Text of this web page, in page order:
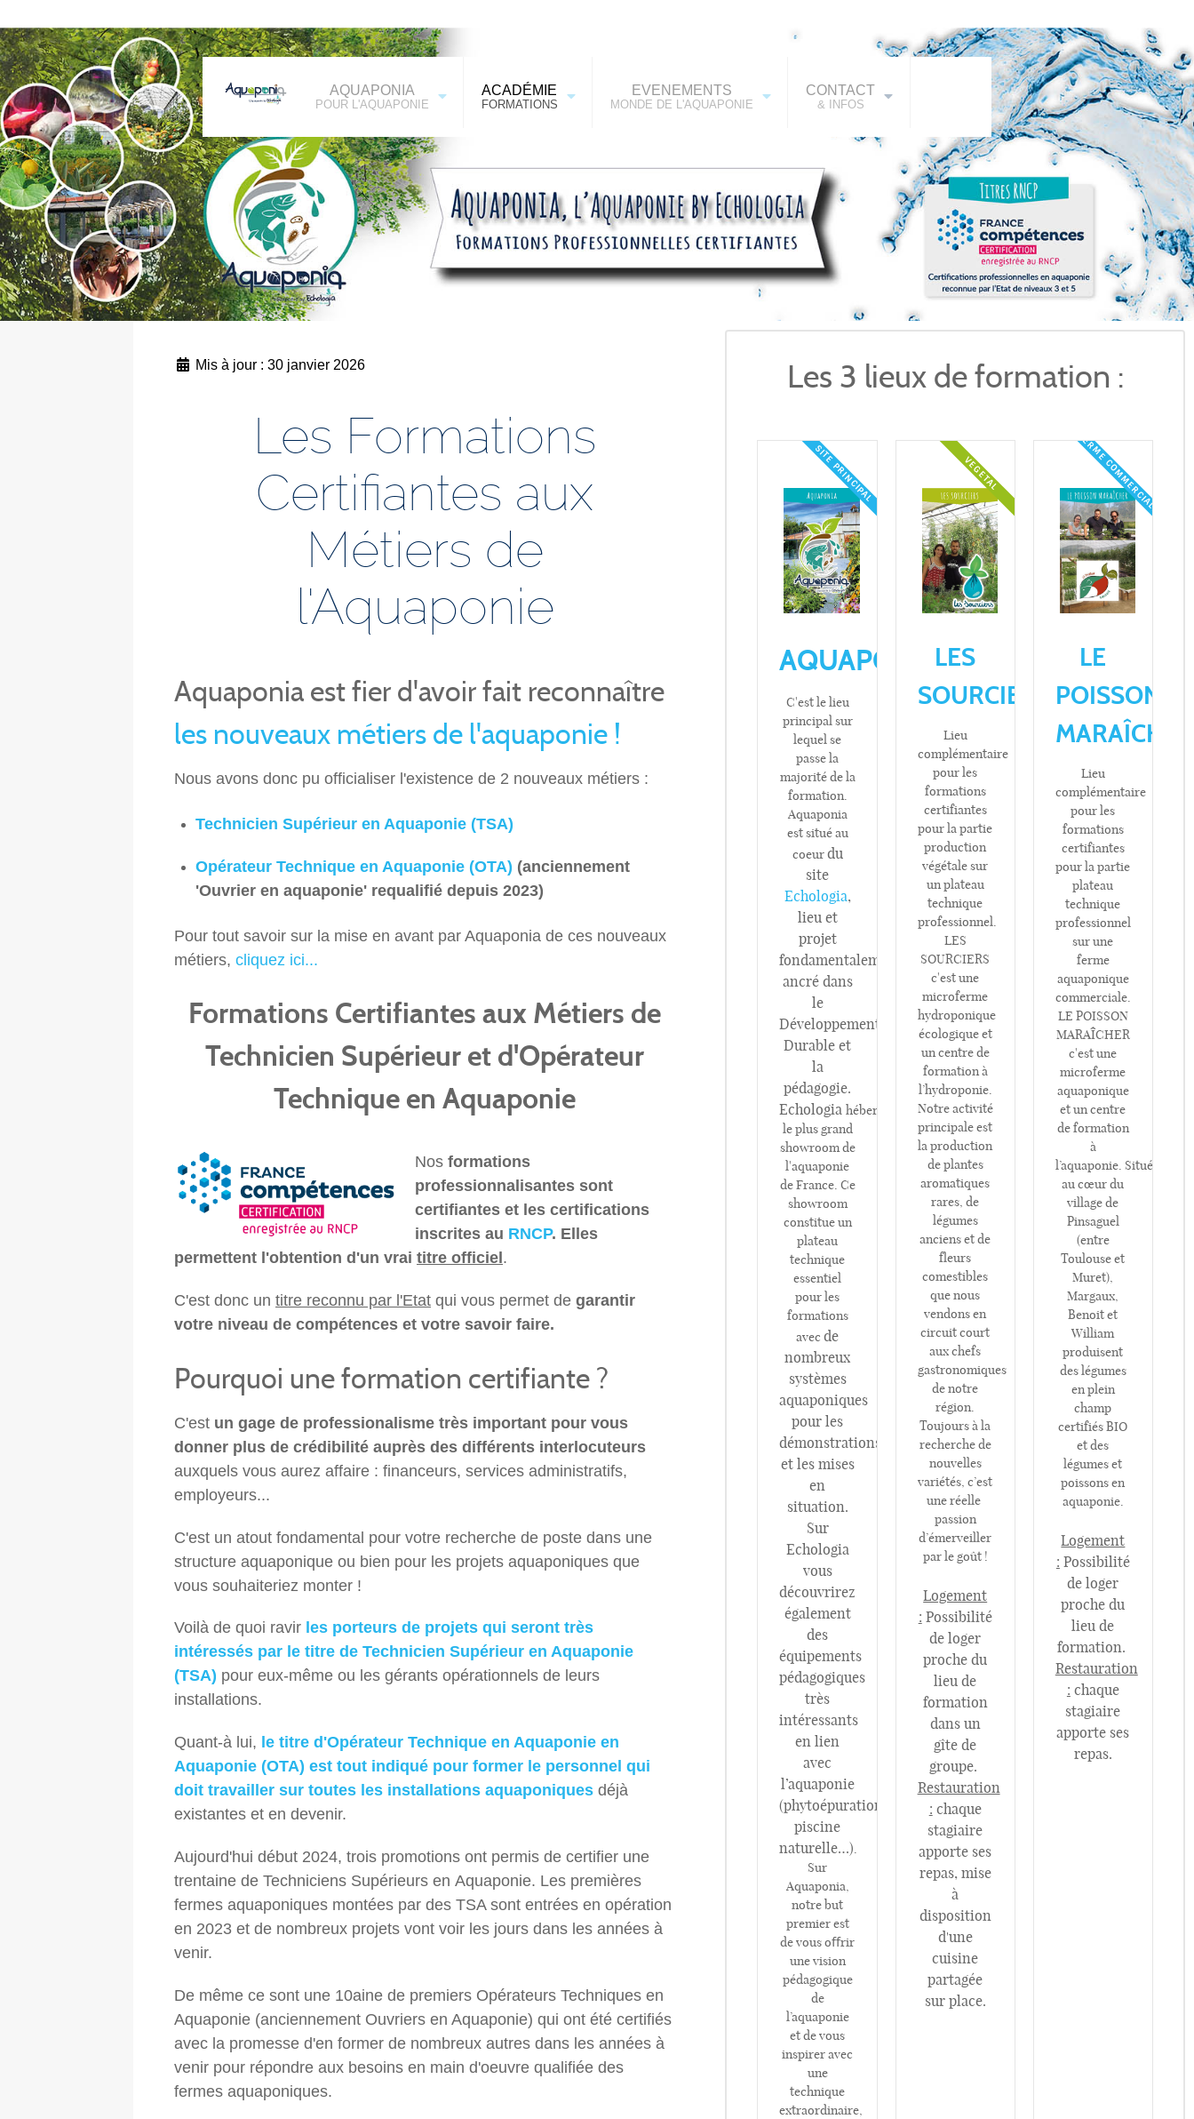
AQUAPONIA
POUR L'AQUAPONIE
ACADÉMIE
FORMATIONS
EVENEMENTS
MONDE DE L'AQUAPONIE
CONTACT
& INFOS
Mis à jour : 30 janvier 2026
Les Formations
Certifiantes aux
Métiers de
l'Aquaponie
Aquaponia est fier d'avoir fait reconnaître
les nouveaux métiers de l'aquaponie !
Nous avons donc pu officialiser l'existence de 2 nouveaux métiers :
Technicien Supérieur en Aquaponie (TSA)
Opérateur Technique en Aquaponie (OTA) (anciennement
'Ouvrier en aquaponie' requalifié depuis 2023)
Pour tout savoir sur la mise en avant par Aquaponia de ces nouveaux
métiers, cliquez ici...
Formations Certifiantes aux Métiers de
Technicien Supérieur et d'Opérateur
Technique en Aquaponie
Nos formations
professionnalisantes sont
certifiantes et les certifications
inscrites au RNCP. Elles
permettent l'obtention d'un vrai titre officiel.
C'est donc un titre reconnu par l'Etat qui vous permet de garantir
votre niveau de compétences et votre savoir faire.
Pourquoi une formation certifiante ?
C'est un gage de professionalisme très important pour vous
donner plus de crédibilité auprès des différents interlocuteurs
auxquels vous aurez affaire : financeurs, services administratifs,
employeurs...
C'est un atout fondamental pour votre recherche de poste dans une
structure aquaponique ou bien pour les projets aquaponiques que
vous souhaiteriez monter !
Voilà de quoi ravir les porteurs de projets qui seront très
intéressés par le titre de Technicien Supérieur en Aquaponie
(TSA) pour eux-même ou les gérants opérationnels de leurs
installations.
Quant-à lui, le titre d'Opérateur Technique en Aquaponie en
Aquaponie (OTA) est tout indiqué pour former le personnel qui
doit travailler sur toutes les installations aquaponiques déjà
existantes et en devenir.
Aujourd'hui début 2024, trois promotions ont permis de certifier une
trentaine de Techniciens Supérieurs en Aquaponie. Les premières
fermes aquaponiques montées par des TSA sont entrées en opération
en 2023 et de nombreux projets vont voir les jours dans les années à
venir.
De même ce sont une 10aine de premiers Opérateurs Techniques en
Aquaponie (anciennement Ouvriers en Aquaponie) qui ont été certifiés
avec la promesse d'en former de nombreux autres dans les années à
venir pour répondre aux besoins en main d'oeuvre qualifiée des
fermes aquaponiques.
Les 3 lieux de formation :
SITE PRINCIPAL
AQUAPONIA
C'est le lieu
principal sur
lequel se
passe la
majorité de la
formation.
Aquaponia
est situé au
coeurdu
site
Echologia,
lieu et
projet
fondamentalement
ancré dans
le
Développement
Durable et
la
pédagogie.
Echologiahéberge
le plus grand
showroom de
l'aquaponie
de France. Ce
showroom
constitue un
plateau
technique
essentiel
pour les
formations
avec de
nombreux
systèmes
aquaponiques
pour les
démonstrations
et les mises
en
situation.
Sur
Echologia
vous
découvrirez
également
des
équipements
pédagogiques
très
intéressants
en lien
avec
l’aquaponie
(phytoépuration,
piscine
naturelle…).
Sur
Aquaponia,
notre but
premier est
de vous oﬀrir
une vision
pédagogique
de
l’aquaponie
et de vous
inspirer avec
une
technique
extraordinaire,
VEGETAL
LES
SOURCIERS
Lieu
complémentaire
pour les
formations
certifiantes
pour la partie
production
végétale sur
un plateau
technique
professionnel.
LES
SOURCIERS
c'est une
microferme
hydroponique
écologique et
un centre de
formation à
l’hydroponie.
Notre activité
principale est
la production
de plantes
aromatiques
rares, de
légumes
anciens et de
fleurs
comestibles
que nous
vendons en
circuit court
aux chefs
gastronomiques
de notre
région.
Toujours à la
recherche de
nouvelles
variétés, c’est
une réelle
passion
d’émerveiller
par le goût !
Logement
: Possibilité
de loger
proche du
lieu de
formation
dans un
gîte de
groupe.
Restauration
: chaque
stagiaire
apporte ses
repas, mise
à
disposition
d'une
cuisine
partagée
sur place.
FERME COMMERCIALE
LE
POISSON
MARAÎCHER
Lieu
complémentaire
pour les
formations
certifiantes
pour la partie
plateau
technique
professionnel
sur une
ferme
aquaponique
commerciale.
LE POISSON
MARAÎCHER
c'est une
microferme
aquaponique
et un centre
de formation
à
l’aquaponie. Situé
au cœur du
village de
Pinsaguel
(entre
Toulouse et
Muret),
Margaux,
Benoit et
William
produisent
des légumes
en plein
champ
certifiés BIO
et des
légumes et
poissons en
aquaponie.
Logement
: Possibilité
de loger
proche du
lieu de
formation.
Restauration
: chaque
stagiaire
apporte ses
repas.